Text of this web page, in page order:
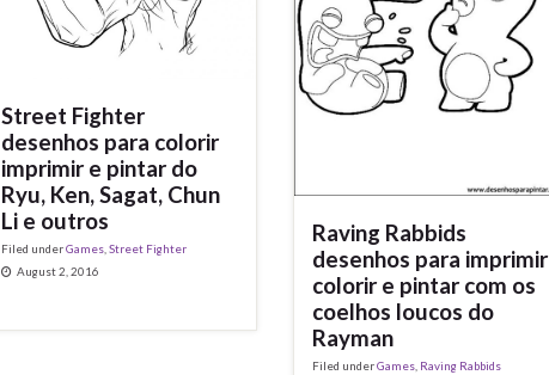
Street Fighter
desenhos para colorir
imprimir e pintar do
Ryu, Ken, Sagat, Chun
Li e outros
Filed underGames,Street Fighter
August 2, 2016
Raving Rabbids
desenhos para imprimir
colorir e pintar com os
coelhos loucos do
Rayman
Filed underGames, Raving Rabbids